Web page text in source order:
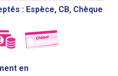
: Espèce, CB, Chèque
en